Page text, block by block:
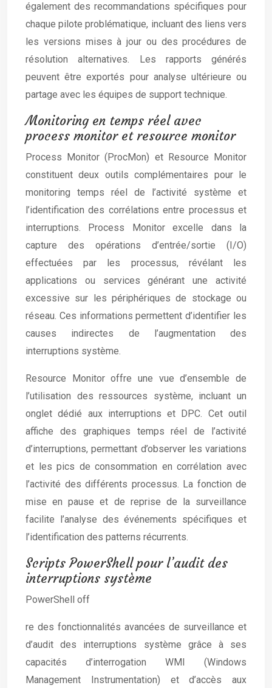
également des recommandations spécifiques pour
chaque pilote problématique, incluant des liens vers
les versions mises à jour ou des procédures de
résolution alternatives. Les rapports générés
peuvent être exportés pour analyse ultérieure ou
partage avec les équipes de support technique.
Monitoring en temps réel avec
process monitor et resource monitor
Process Monitor (ProcMon) et Resource Monitor
constituent deux outils complémentaires pour le
monitoring temps réel de l’activité système et
l’identification des corrélations entre processus et
interruptions. Process Monitor excelle dans la
capture des opérations d’entrée/sortie (I/O)
effectuées par les processus, révélant les
applications ou services générant une activité
excessive sur les périphériques de stockage ou
réseau. Ces informations permettent d’identifier les
causes indirectes de l’augmentation des
interruptions système.
Resource Monitor offre une vue d’ensemble de
l’utilisation des ressources système, incluant un
onglet dédié aux interruptions et DPC. Cet outil
affiche des graphiques temps réel de l’activité
d’interruptions, permettant d’observer les variations
et les pics de consommation en corrélation avec
l’activité des différents processus. La fonction de
mise en pause et de reprise de la surveillance
facilite l’analyse des événements spécifiques et
l’identification des patterns récurrents.
Scripts PowerShell pour l’audit des
interruptions système
PowerShell off
re des fonctionnalités avancées de surveillance et
d’audit des interruptions système grâce à ses
capacités d’interrogation WMI (Windows
Management Instrumentation) et d’accès aux